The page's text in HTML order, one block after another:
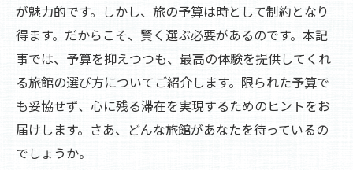
が魅力的です。しかし、旅の予算は時として制約となり
得ます。だからこそ、賢く選ぶ必要があるのです。本記
事では、予算を抑えつつも、最高の体験を提供してくれ
る旅館の選び方についてご紹介します。限られた予算で
も妥協せず、心に残る滞在を実現するためのヒントをお
届けします。さあ、どんな旅館があなたを待っているの
でしょうか。